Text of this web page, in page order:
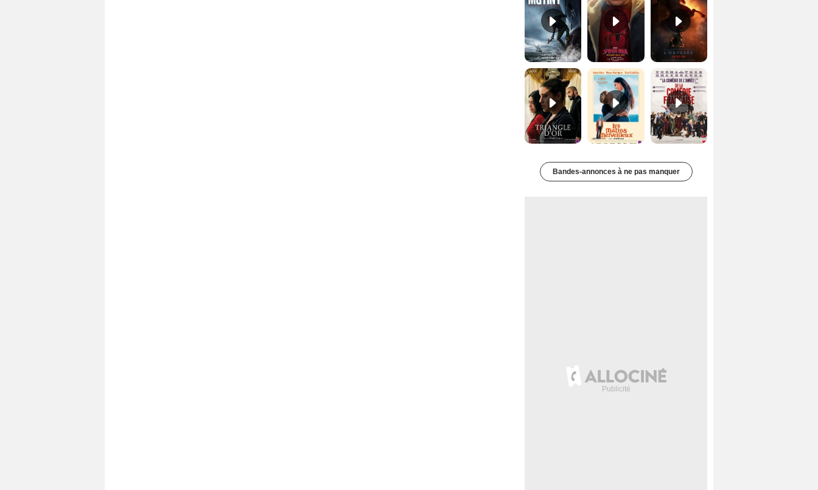
Le Triangle d'or Bande-annonce VF De la Comédie-Française Teaser VF
Bandes-annonces à ne pas manquer